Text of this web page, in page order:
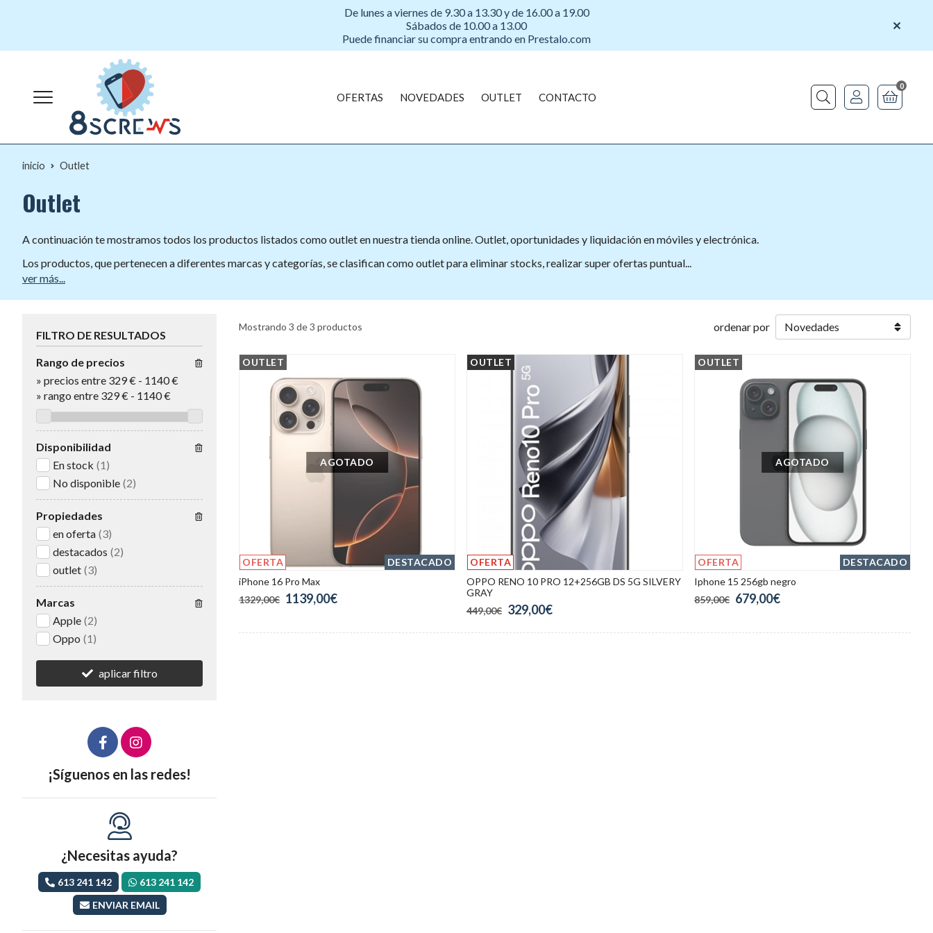
De lunes a viernes de 9.30 a 13.30 y de 16.00 a 19.00
Sábados de 10.00 a 13.00
Puede financiar su compra entrando en Prestalo.com
OFERTAS NOVEDADES OUTLET CONTACTO Buscar
0
inicio Outlet
Outlet
A continuación te mostramos todos los productos listados como outlet en nuestra tienda online. Outlet, oportunidades y liquidación en móviles y electrónica.
Los productos, que pertenecen a diferentes marcas y categorías, se clasifican como outlet para eliminar stocks, realizar super ofertas puntual...
ver más...
Mostrando 3 de 3 productos ordenar por
OFERTA DESTACADO
OUTLET
AGOTADO
iPhone 16 Pro Max
1329,00€ 1139,00€
OFERTA
OUTLET
OPPO RENO 10 PRO 12+256GB DS 5G SILVERY
GRAY
449,00€ 329,00€
OFERTA DESTACADO
OUTLET
AGOTADO
Iphone 15 256gb negro
859,00€ 679,00€
FILTRO DE RESULTADOS
Rango de precios
» precios entre 329 € - 1140 €
» rango entre 329€ - 1140€
Disponibilidad
En stock (1)
No disponible (2)
Propiedades
en oferta (3)
destacados (2)
outlet (3)
Marcas
Apple (2)
Oppo (1)
aplicar filtro
¡Síguenos en las redes!
¿Necesitas ayuda?
613 241 142
613 241 142
ENVIAR EMAIL